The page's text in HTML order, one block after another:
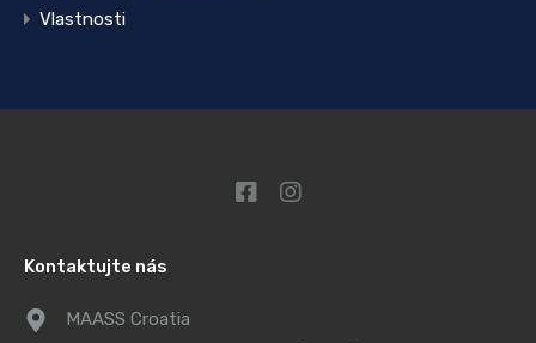
Vlastnosti
Kontaktujte nás
MAASS Croatia